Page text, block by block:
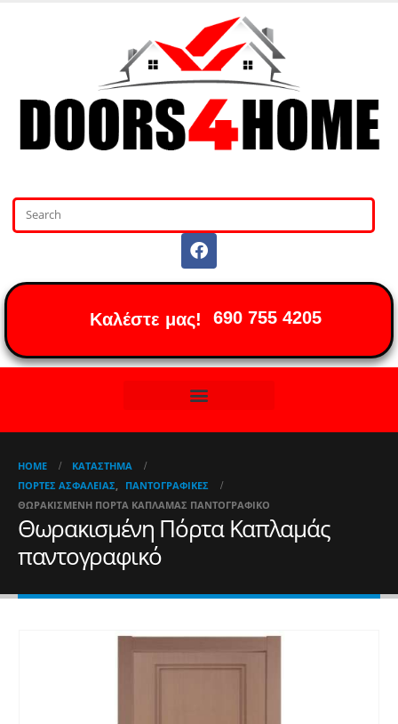
Καλέστε μας! 690 755 4205
HOME
ΚΑΤΆΣΤΗΜΑ
ΠΌΡΤΕΣ ΑΣΦΑΛΕΊΑΣ
ΠΑΝΤΟΓΡΑΦΙΚΈΣ
ΘΩΡΑΚΙΣΜΈΝΗ ΠΌΡΤΑ ΚΑΠΛΑΜΆΣ ΠΑΝΤΟΓΡΑΦΙΚΌ
Θωρακισμένη Πόρτα Καπλαμάς
παντογραφικό